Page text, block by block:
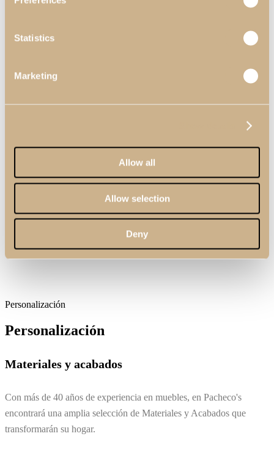
Statistics
Marketing
Allow all
Allow selection
Deny
Personalización
Personalización
Materiales y acabados
Con más de 40 años de experiencia en muebles, en Pacheco's
encontrará una amplia selección de Materiales y Acabados que
transformarán su hogar.